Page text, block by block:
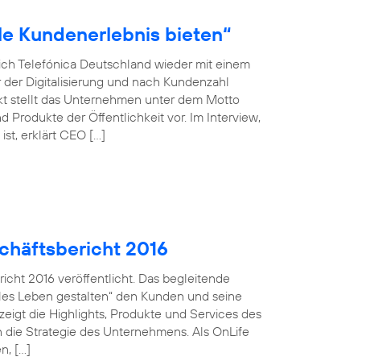
Kundenerlebnis bieten“
Telefónica Deutschland wieder mit einem
Digitalisierung und nach Kundenzahl
stellt das Unternehmen unter dem Motto
Produkte der Öffentlichkeit vor. Im Interview,
erklärt CEO […]
2016
2016 veröffentlicht. Das begleitende
Leben gestalten“ den Kunden und seine
die Highlights, Produkte und Services des
Strategie des Unternehmens. Als OnLife
[…]